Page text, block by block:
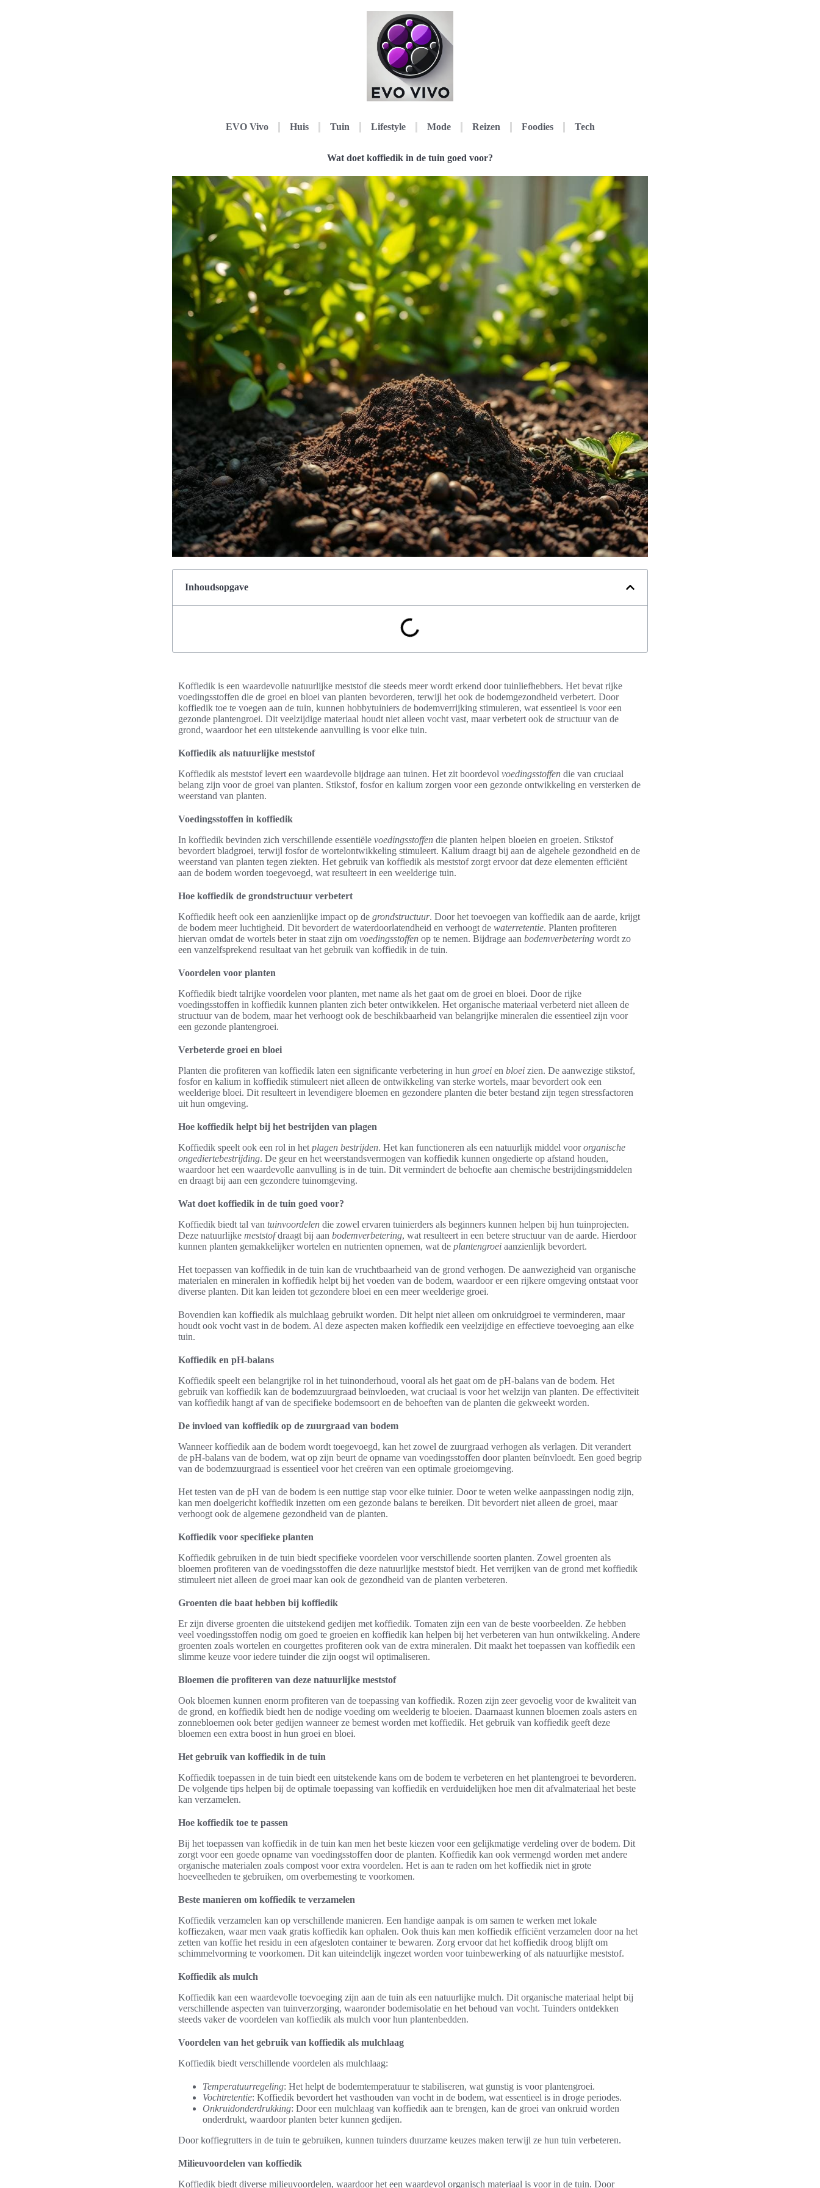
EVO Vivo Huis Tuin Lifestyle Mode Reizen Foodies Tech
Wat doet koffiedik in de tuin goed voor?
Inhoudsopgave
Koffiedik is een waardevolle natuurlijke meststof die steeds meer wordt erkend door tuinliefhebbers. Het bevat rijke
voedingsstoffen die de groei en bloei van planten bevorderen, terwijl het ook de bodemgezondheid verbetert. Door
koffiedik toe te voegen aan de tuin, kunnen hobbytuiniers de bodemverrijking stimuleren, wat essentieel is voor een
gezonde plantengroei. Dit veelzijdige materiaal houdt niet alleen vocht vast, maar verbetert ook de structuur van de
grond, waardoor het een uitstekende aanvulling is voor elke tuin.
Koffiedik als natuurlijke meststof
Koffiedik als meststof levert een waardevolle bijdrage aan tuinen. Het zit boordevol voedingsstoffen die van cruciaal
belang zijn voor de groei van planten. Stikstof, fosfor en kalium zorgen voor een gezonde ontwikkeling en versterken de
weerstand van planten.
Voedingsstoffen in koffiedik
In koffiedik bevinden zich verschillende essentiële voedingsstoffen die planten helpen bloeien en groeien. Stikstof
bevordert bladgroei, terwijl fosfor de wortelontwikkeling stimuleert. Kalium draagt bij aan de algehele gezondheid en de
weerstand van planten tegen ziekten. Het gebruik van koffiedik als meststof zorgt ervoor dat deze elementen efficiënt
aan de bodem worden toegevoegd, wat resulteert in een weelderige tuin.
Hoe koffiedik de grondstructuur verbetert
Koffiedik heeft ook een aanzienlijke impact op de grondstructuur. Door het toevoegen van koffiedik aan de aarde, krijgt
de bodem meer luchtigheid. Dit bevordert de waterdoorlatendheid en verhoogt de waterretentie. Planten profiteren
hiervan omdat de wortels beter in staat zijn om voedingsstoffen op te nemen. Bijdrage aan bodemverbetering wordt zo
een vanzelfsprekend resultaat van het gebruik van koffiedik in de tuin.
Voordelen voor planten
Koffiedik biedt talrijke voordelen voor planten, met name als het gaat om de groei en bloei. Door de rijke
voedingsstoffen in koffiedik kunnen planten zich beter ontwikkelen. Het organische materiaal verbeterd niet alleen de
structuur van de bodem, maar het verhoogt ook de beschikbaarheid van belangrijke mineralen die essentieel zijn voor
een gezonde plantengroei.
Verbeterde groei en bloei
Planten die profiteren van koffiedik laten een significante verbetering in hun groei en bloei zien. De aanwezige stikstof,
fosfor en kalium in koffiedik stimuleert niet alleen de ontwikkeling van sterke wortels, maar bevordert ook een
weelderige bloei. Dit resulteert in levendigere bloemen en gezondere planten die beter bestand zijn tegen stressfactoren
uit hun omgeving.
Hoe koffiedik helpt bij het bestrijden van plagen
Koffiedik speelt ook een rol in hetplagen bestrijden. Het kan functioneren als een natuurlijk middel voororganische
ongediertebestrijding. De geur en het weerstandsvermogen van koffiedik kunnen ongedierte op afstand houden,
waardoor het een waardevolle aanvulling is in de tuin. Dit vermindert de behoefte aan chemische bestrijdingsmiddelen
en draagt bij aan een gezondere tuinomgeving.
Wat doet koffiedik in de tuin goed voor?
Koffiedik biedt tal van tuinvoordelen die zowel ervaren tuinierders als beginners kunnen helpen bij hun tuinprojecten.
Deze natuurlijke meststofdraagt bij aan bodemverbetering, wat resulteert in een betere structuur van de aarde. Hierdoor
kunnen planten gemakkelijker wortelen en nutrienten opnemen, wat de plantengroei aanzienlijk bevordert.
Het toepassen van koffiedik in de tuin kan de vruchtbaarheid van de grond verhogen. De aanwezigheid van organische
materialen en mineralen in koffiedik helpt bij het voeden van de bodem, waardoor er een rijkere omgeving ontstaat voor
diverse planten. Dit kan leiden tot gezondere bloei en een meer weelderige groei.
Bovendien kan koffiedik als mulchlaag gebruikt worden. Dit helpt niet alleen om onkruidgroei te verminderen, maar
houdt ook vocht vast in de bodem. Al deze aspecten maken koffiedik een veelzijdige en effectieve toevoeging aan elke
tuin.
Koffiedik en pH-balans
Koffiedik speelt een belangrijke rol in het tuinonderhoud, vooral als het gaat om de pH-balans van de bodem. Het
gebruik van koffiedik kan de bodemzuurgraad beïnvloeden, wat cruciaal is voor het welzijn van planten. De effectiviteit
van koffiedik hangt af van de specifieke bodemsoort en de behoeften van de planten die gekweekt worden.
De invloed van koffiedik op de zuurgraad van bodem
Wanneer koffiedik aan de bodem wordt toegevoegd, kan het zowel de zuurgraad verhogen als verlagen. Dit verandert
de pH-balans van de bodem, wat op zijn beurt de opname van voedingsstoffen door planten beïnvloedt. Een goed begrip
van de bodemzuurgraad is essentieel voor het creëren van een optimale groeiomgeving.
Het testen van de pH van de bodem is een nuttige stap voor elke tuinier. Door te weten welke aanpassingen nodig zijn,
kan men doelgericht koffiedik inzetten om een gezonde balans te bereiken. Dit bevordert niet alleen de groei, maar
verhoogt ook de algemene gezondheid van de planten.
Koffiedik voor specifieke planten
Koffiedik gebruiken in de tuin biedt specifieke voordelen voor verschillende soorten planten. Zowel groenten als
bloemen profiteren van de voedingsstoffen die deze natuurlijke meststof biedt. Het verrijken van de grond met koffiedik
stimuleert niet alleen de groei maar kan ook de gezondheid van de planten verbeteren.
Groenten die baat hebben bij koffiedik
Er zijn diverse groenten die uitstekend gedijen met koffiedik. Tomaten zijn een van de beste voorbeelden. Ze hebben
veel voedingsstoffen nodig om goed te groeien en koffiedik kan helpen bij het verbeteren van hun ontwikkeling. Andere
groenten zoals wortelen en courgettes profiteren ook van de extra mineralen. Dit maakt het toepassen van koffiedik een
slimme keuze voor iedere tuinder die zijn oogst wil optimaliseren.
Bloemen die profiteren van deze natuurlijke meststof
Ook bloemen kunnen enorm profiteren van de toepassing van koffiedik. Rozen zijn zeer gevoelig voor de kwaliteit van
de grond, en koffiedik biedt hen de nodige voeding om weelderig te bloeien. Daarnaast kunnen bloemen zoals asters en
zonnebloemen ook beter gedijen wanneer ze bemest worden met koffiedik. Het gebruik van koffiedik geeft deze
bloemen een extra boost in hun groei en bloei.
Het gebruik van koffiedik in de tuin
Koffiedik toepassen in de tuin biedt een uitstekende kans om de bodem te verbeteren en het plantengroei te bevorderen.
De volgende tips helpen bij de optimale toepassing van koffiedik en verduidelijken hoe men dit afvalmateriaal het beste
kan verzamelen.
Hoe koffiedik toe te passen
Bij het toepassen van koffiedik in de tuin kan men het beste kiezen voor een gelijkmatige verdeling over de bodem. Dit
zorgt voor een goede opname van voedingsstoffen door de planten. Koffiedik kan ook vermengd worden met andere
organische materialen zoals compost voor extra voordelen. Het is aan te raden om het koffiedik niet in grote
hoeveelheden te gebruiken, om overbemesting te voorkomen.
Beste manieren om koffiedik te verzamelen
Koffiedik verzamelen kan op verschillende manieren. Een handige aanpak is om samen te werken met lokale
koffiezaken, waar men vaak gratis koffiedik kan ophalen. Ook thuis kan men koffiedik efficiënt verzamelen door na het
zetten van koffie het residu in een afgesloten container te bewaren. Zorg ervoor dat het koffiedik droog blijft om
schimmelvorming te voorkomen. Dit kan uiteindelijk ingezet worden voor tuinbewerking of als natuurlijke meststof.
Koffiedik als mulch
Koffiedik kan een waardevolle toevoeging zijn aan de tuin als een natuurlijke mulch. Dit organische materiaal helpt bij
verschillende aspecten van tuinverzorging, waaronder bodemisolatie en het behoud van vocht. Tuinders ontdekken
steeds vaker de voordelen van koffiedik als mulch voor hun plantenbedden.
Voordelen van het gebruik van koffiedik als mulchlaag
Koffiedik biedt verschillende voordelen als mulchlaag:
Temperatuurregeling: Het helpt de bodemtemperatuur te stabiliseren, wat gunstig is voor plantengroei.
Vochtretentie: Koffiedik bevordert het vasthouden van vocht in de bodem, wat essentieel is in droge periodes.
Onkruidonderdrukking: Door een mulchlaag van koffiedik aan te brengen, kan de groei van onkruid worden
onderdrukt, waardoor planten beter kunnen gedijen.
Door koffiegrutters in de tuin te gebruiken, kunnen tuinders duurzame keuzes maken terwijl ze hun tuin verbeteren.
Milieuvoordelen van koffiedik
Koffiedik biedt diverse milieuvoordelen, waardoor het een waardevol organisch materiaal is voor in de tuin. Door